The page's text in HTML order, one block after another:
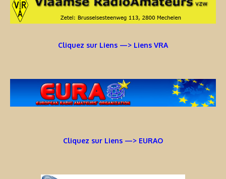
Cliquez sur Liens —> Liens VRA
Cliquez sur Liens —> EURAO